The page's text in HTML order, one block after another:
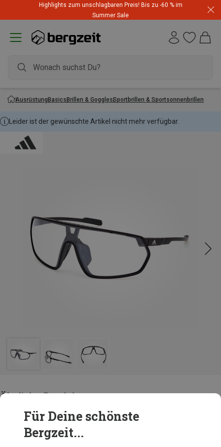
Highlights zum unschlagbaren Preis! Bis zu -60 % im
Summer Sale
AusrüstungBasicsBrillen & GogglesSportbrillen & Sportsonnenbrillen
Leider ist der gewünschte Artikel nicht mehr verfügbar.
Ähnliche Produkte
Andere Kunden kauften auch
Für Deine schönste
Bergzeit...